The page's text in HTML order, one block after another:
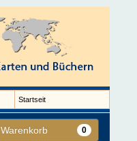
Startseit
Warenkorb 0